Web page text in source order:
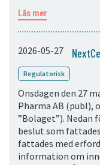
Läs mer
2026-05-27
Regulatorisk
Onsdagen den 27
Pharma AB (publ),
”Bolaget”). Nedan
beslut som
fattades med
information om